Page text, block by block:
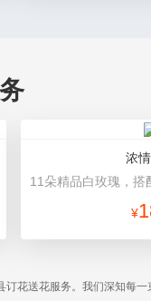
浓
¥
花送花服务。我们深知每